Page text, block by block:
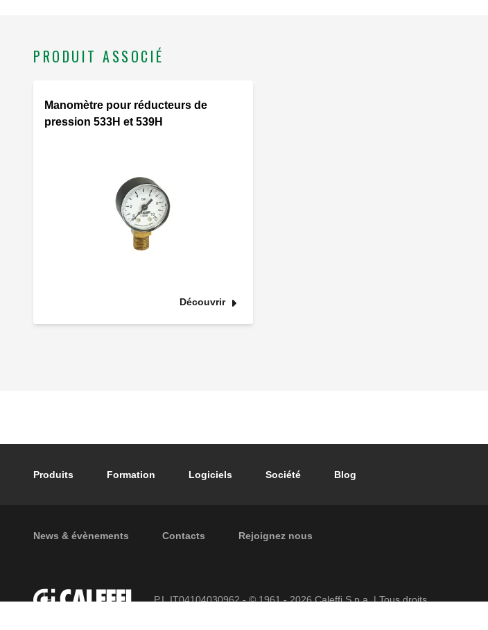
PRODUIT ASSOCIÉ
Manomètre pour réducteurs de
pression 533H et 539H
Découvrir
Footer main navigation
Produits Formation Logiciels Société Blog
Footer secondary navigation
News & évènements Contacts Rejoignez nous
P.I. IT04104030962 - © 1961 - 2026Caleffi S.p.a. | Tous droits